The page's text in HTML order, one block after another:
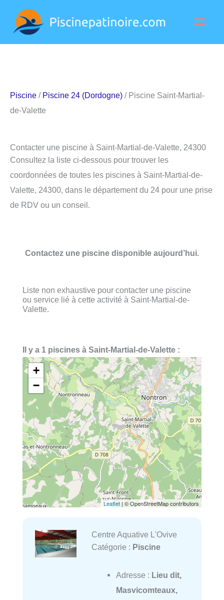
contenu
Piscine / Piscine 24 (Dordogne) / Piscine Saint-Martial-
de-Valette
Contacter une piscine à Saint-Martial-de-Valette, 24300
Consultez la liste ci-dessous pour trouver les
coordonnées de toutes les piscines à Saint-Martial-de-
Valette, 24300, dans le département du 24 pour une prise
de RDV ou un conseil.
Contactez une piscine disponible aujourd’hui.
Liste non exhaustive pour contacter une piscine
ou service lié à cette activité à Saint-Martial-de-
Valette.
Il y a 1 piscines à Saint-Martial-de-Valette :
+
−
Leaflet| © OpenStreetMap contributors
Centre Aquative L'Ovive
Catégorie : Piscine
Adresse : Lieu dit,
Masvicomteaux,